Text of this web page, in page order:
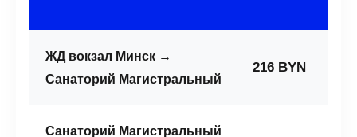
ЖД вокзал Минск →
Санаторий Магистральный
216 BYN
Санаторий Магистральный